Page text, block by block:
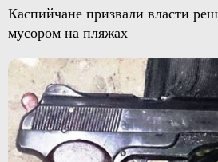
Каспийчане призвали власти
мусором на пляжах